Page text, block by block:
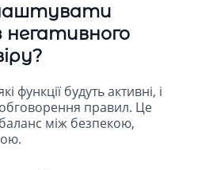
функції будуть активні, і
обговорення правил. Це
між безпекою,